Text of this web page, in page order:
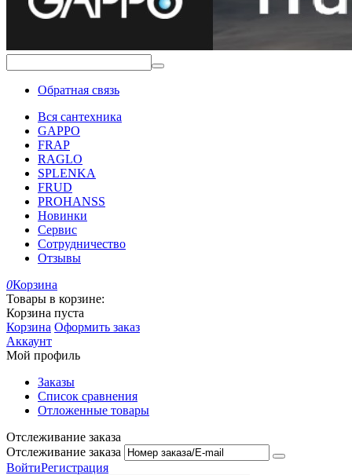
Обратная связь
Вся сантехника
GAPPO
FRAP
RAGLO
SPLENKA
FRUD
PROHANSS
Новинки
Сервис
Сотрудничество
Отзывы
0Корзина
Товары в корзине:
Корзина пуста
Корзина Оформить заказ
Аккаунт
Мой профиль
Заказы
Список сравнения
Отложенные товары
Отслеживание заказа
Отслеживание заказа
ВойтиРегистрация